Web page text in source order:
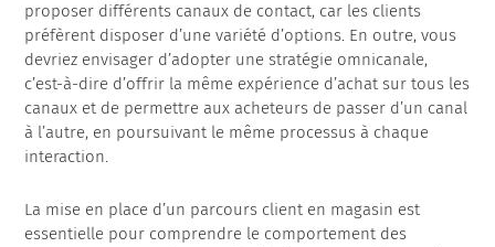
proposer différents canaux de contact, car les clients
préfèrent disposer d’une variété d’options. En outre, vous
devriez envisager d’adopter une stratégie omnicanale,
c’est-à-dire d’offrir la même expérience d’achat sur tous les
canaux et de permettre aux acheteurs de passer d’un canal
à l’autre, en poursuivant le même processus à chaque
interaction.
La mise en place d’un parcours client en magasin est
essentielle pour comprendre le comportement des